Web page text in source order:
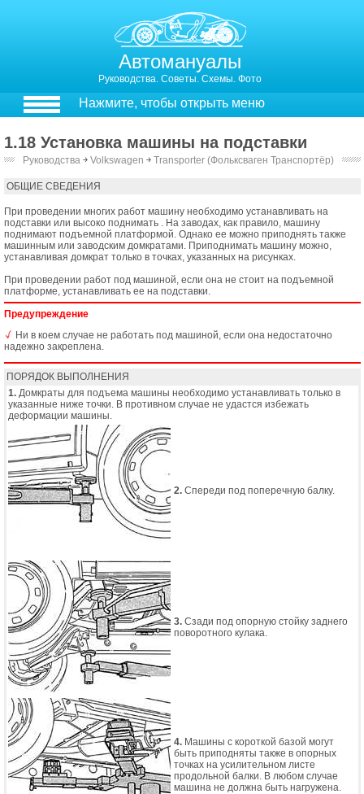
Автомануалы
Руководства. Советы. Схемы. Фото
Нажмите, чтобы открыть меню
1.18 Установка машины на подставки
Руководства ￫ Volkswagen ￫ Transporter (Фольксваген Транспортёр)
ОБЩИЕ СВЕДЕНИЯ
При проведении многих работ машину необходимо устанавливать на
подставки или высоко поднимать . На заводах, как правило, машину
поднимают подъемной платформой. Однако ее можно приподнять также
машинным или заводским домкратами. Приподнимать машину можно,
устанавливая домкрат только в точках, указанных на рисунках.
При проведении работ под машиной, если она не стоит на подъемной
платформе, устанавливать ее на подставки.
Предупреждение
Ни в коем случае не работать под машиной, если она недостаточно
надежно закреплена.
ПОРЯДОК ВЫПОЛНЕНИЯ
1. Домкраты для подъема машины необходимо устанавливать только в
указанные ниже точки. В противном случае не удастся избежать
деформации машины.
2. Спереди под поперечную балку.
3. Сзади под опорную стойку заднего
поворотного кулака.
4. Машины с короткой базой могут
быть приподняты также в опорных
точках на усилительном листе
продольной балки. В любом случае
машина не должна быть нагружена.